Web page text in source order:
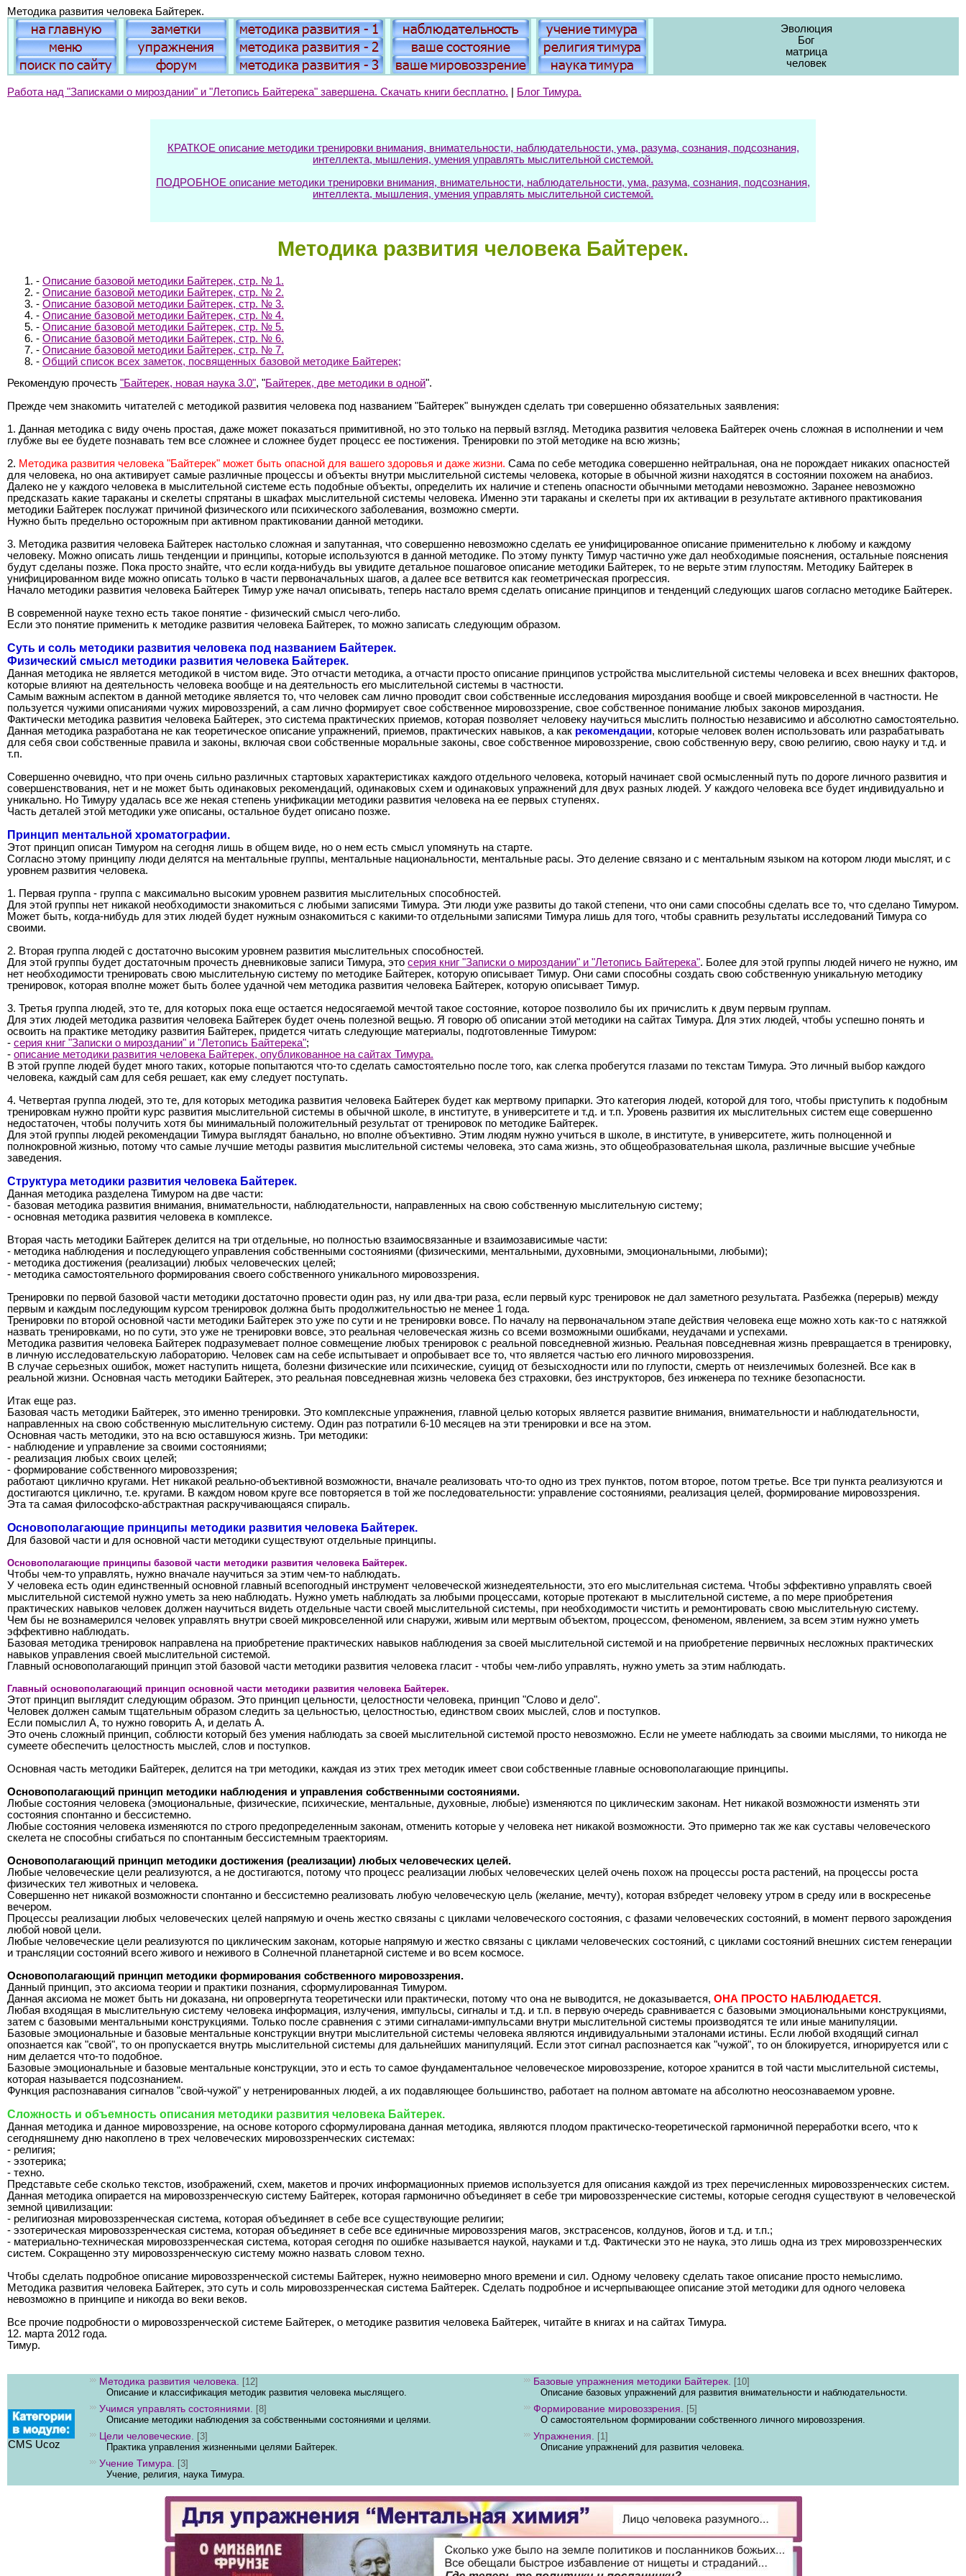
Методика развития человека Байтерек.
Эволюция
Бог
матрица
человек
Работа над "Записками о мироздании" и "Летопись Байтерека" завершена. Скачать книги бесплатно. Блог Тимура.
КРАТКОЕ описание методики тренировки внимания, внимательности, наблюдательности, ума, разума, сознания, подсознания,
интеллекта, мышления, умения управлять мыслительной системой.
ПОДРОБНОЕ описание методики тренировки внимания, внимательности, наблюдательности, ума, разума, сознания, подсознания,
интеллекта, мышления, умения управлять мыслительной системой.
Методика развития человека Байтерек.
- Описание базовой методики Байтерек, стр. № 1.
- Описание базовой методики Байтерек, стр. № 2.
- Описание базовой методики Байтерек, стр. № 3.
- Описание базовой методики Байтерек, стр. № 4.
- Описание базовой методики Байтерек, стр. № 5.
- Описание базовой методики Байтерек, стр. № 6.
- Описание базовой методики Байтерек, стр. № 7.
- Общий список всех заметок, посвященных базовой методике Байтерек;
Рекомендую прочесть "Байтерек, новая наука 3.0", "Байтерек, две методики в одной".
Прежде чем знакомить читателей с методикой развития человека под названием "Байтерек" вынужден сделать три совершенно обязательных заявления:
1. Данная методика с виду очень простая, даже может показаться примитивной, но это только на первый взгляд. Методика развития человека Байтерек очень сложная в исполнении и чем
глубже вы ее будете познавать тем все сложнее и сложнее будет процесс ее постижения. Тренировки по этой методике на всю жизнь;
2. Методика развития человека "Байтерек" может быть опасной для вашего здоровья и даже жизни. Сама по себе методика совершенно нейтральная, она не порождает никаких опасностей
для человека, но она активирует самые различные процессы и объекты внутри мыслительной системы человека, которые в обычной жизни находятся в состоянии похожем на анабиоз.
Далеко не у каждого человека в мыслительной системе есть подобные объекты, определить их наличие и степень опасности обычными методами невозможно. Заранее невозможно
предсказать какие тараканы и скелеты спрятаны в шкафах мыслительной системы человека. Именно эти тараканы и скелеты при их активации в результате активного практикования
методики Байтерек послужат причиной физического или психического заболевания, возможно смерти.
Нужно быть предельно осторожным при активном практиковании данной методики.
3. Методика развития человека Байтерек настолько сложная и запутанная, что совершенно невозможно сделать ее унифицированное описание применительно к любому и каждому
человеку. Можно описать лишь тенденции и принципы, которые используются в данной методике. По этому пункту Тимур частично уже дал необходимые пояснения, остальные пояснения
будут сделаны позже. Пока просто знайте, что если когда-нибудь вы увидите детальное пошаговое описание методики Байтерек, то не верьте этим глупостям. Методику Байтерек в
унифицированном виде можно описать только в части первоначальных шагов, а далее все ветвится как геометрическая прогрессия.
Начало методики развития человека Байтерек Тимур уже начал описывать, теперь настало время сделать описание принципов и тенденций следующих шагов согласно методике Байтерек.
В современной науке техно есть такое понятие - физический смысл чего-либо.
Если это понятие применить к методике развития человека Байтерек, то можно записать следующим образом.
Суть и соль методики развития человека под названием Байтерек.
Физический смысл методики развития человека Байтерек.
Данная методика не является методикой в чистом виде. Это отчасти методика, а отчасти просто описание принципов устройства мыслительной системы человека и всех внешних факторов,
которые влияют на деятельность человека вообще и на деятельность его мыслительной системы в частности.
Самым важным аспектом в данной методике является то, что человек сам лично проводит свои собственные исследования мироздания вообще и своей микровселенной в частности. Не
пользуется чужими описаниями чужих мировоззрений, а сам лично формирует свое собственное мировоззрение, свое собственное понимание любых законов мироздания.
Фактически методика развития человека Байтерек, это система практических приемов, которая позволяет человеку научиться мыслить полностью независимо и абсолютно самостоятельно.
Данная методика разработана не как теоретическое описание упражнений, приемов, практических навыков, а как рекомендации, которые человек волен использовать или разрабатывать
для себя свои собственные правила и законы, включая свои собственные моральные законы, свое собственное мировоззрение, свою собственную веру, свою религию, свою науку и т.д. и
т.п.
Совершенно очевидно, что при очень сильно различных стартовых характеристиках каждого отдельного человека, который начинает свой осмысленный путь по дороге личного развития и
совершенствования, нет и не может быть одинаковых рекомендаций, одинаковых схем и одинаковых упражнений для двух разных людей. У каждого человека все будет индивидуально и
уникально. Но Тимуру удалась все же некая степень унификации методики развития человека на ее первых ступенях.
Часть деталей этой методики уже описаны, остальное будет описано позже.
Принцип ментальной хроматографии.
Этот принцип описан Тимуром на сегодня лишь в общем виде, но о нем есть смысл упомянуть на старте.
Согласно этому принципу люди делятся на ментальные группы, ментальные национальности, ментальные расы. Это деление связано и с ментальным языком на котором люди мыслят, и с
уровнем развития человека.
1. Первая группа - группа с максимально высоким уровнем развития мыслительных способностей.
Для этой группы нет никакой необходимости знакомиться с любыми записями Тимура. Эти люди уже развиты до такой степени, что они сами способны сделать все то, что сделано Тимуром.
Может быть, когда-нибудь для этих людей будет нужным ознакомиться с какими-то отдельными записями Тимура лишь для того, чтобы сравнить результаты исследований Тимура со
своими.
2. Вторая группа людей с достаточно высоким уровнем развития мыслительных способностей.
Для этой группы будет достаточным прочесть дневниковые записи Тимура, это серия книг "Записки о мироздании" и "Летопись Байтерека". Более для этой группы людей ничего не нужно, им
нет необходимости тренировать свою мыслительную систему по методике Байтерек, которую описывает Тимур. Они сами способны создать свою собственную уникальную методику
тренировок, которая вполне может быть более удачной чем методика развития человека Байтерек, которую описывает Тимур.
3. Третья группа людей, это те, для которых пока еще остается недосягаемой мечтой такое состояние, которое позволило бы их причислить к двум первым группам.
Для этих людей методика развития человека Байтерек будет очень полезной вещью. Я говорю об описании этой методики на сайтах Тимура. Для этих людей, чтобы успешно понять и
освоить на практике методику развития Байтерек, придется читать следующие материалы, подготовленные Тимуром:
- серия книг "Записки о мироздании" и "Летопись Байтерека";
- описание методики развития человека Байтерек, опубликованное на сайтах Тимура.
В этой группе людей будет много таких, которые попытаются что-то сделать самостоятельно после того, как слегка пробегутся глазами по текстам Тимура. Это личный выбор каждого
человека, каждый сам для себя решает, как ему следует поступать.
4. Четвертая группа людей, это те, для которых методика развития человека Байтерек будет как мертвому припарки. Это категория людей, которой для того, чтобы приступить к подобным
тренировкам нужно пройти курс развития мыслительной системы в обычной школе, в институте, в университете и т.д. и т.п. Уровень развития их мыслительных систем еще совершенно
недостаточен, чтобы получить хотя бы минимальный положительный результат от тренировок по методике Байтерек.
Для этой группы людей рекомендации Тимура выглядят банально, но вполне объективно. Этим людям нужно учиться в школе, в институте, в университете, жить полноценной и
полнокровной жизнью, потому что самые лучшие методы развития мыслительной системы человека, это сама жизнь, это общеобразовательная школа, различные высшие учебные
заведения.
Структура методики развития человека Байтерек.
Данная методика разделена Тимуром на две части:
- базовая методика развития внимания, внимательности, наблюдательности, направленных на свою собственную мыслительную систему;
- основная методика развития человека в комплексе.
Вторая часть методики Байтерек делится на три отдельные, но полностью взаимосвязанные и взаимозависимые части:
- методика наблюдения и последующего управления собственными состояниями (физическими, ментальными, духовными, эмоциональными, любыми);
- методика достижения (реализации) любых человеческих целей;
- методика самостоятельного формирования своего собственного уникального мировоззрения.
Тренировки по первой базовой части методики достаточно провести один раз, ну или два-три раза, если первый курс тренировок не дал заметного результата. Разбежка (перерыв) между
первым и каждым последующим курсом тренировок должна быть продолжительностью не менее 1 года.
Тренировки по второй основной части методики Байтерек это уже по сути и не тренировки вовсе. По началу на первоначальном этапе действия человека еще можно хоть как-то с натяжкой
назвать тренировками, но по сути, это уже не тренировки вовсе, это реальная человеческая жизнь со всеми возможными ошибками, неудачами и успехами.
Методика развития человека Байтерек подразумевает полное совмещение любых тренировок с реальной повседневной жизнью. Реальная повседневная жизнь превращается в тренировку,
в личную исследовательскую лабораторию. Человек сам на себе испытывает и опробывает все то, что является частью его личного мировоззрения.
В случае серьезных ошибок, может наступить нищета, болезни физические или психические, суицид от безысходности или по глупости, смерть от неизлечимых болезней. Все как в
реальной жизни. Основная часть методики Байтерек, это реальная повседневная жизнь человека без страховки, без инструкторов, без инженера по технике безопасности.
Итак еще раз.
Базовая часть методики Байтерек, это именно тренировки. Это комплексные упражнения, главной целью которых является развитие внимания, внимательности и наблюдательности,
направленных на свою собственную мыслительную систему. Один раз потратили 6-10 месяцев на эти тренировки и все на этом.
Основная часть методики, это на всю оставшуюся жизнь. Три методики:
- наблюдение и управление за своими состояниями;
- реализация любых своих целей;
- формирование собственного мировоззрения;
работают циклично кругами. Нет никакой реально-объективной возможности, вначале реализовать что-то одно из трех пунктов, потом второе, потом третье. Все три пункта реализуются и
достигаются циклично, т.е. кругами. В каждом новом круге все повторяется в той же последовательности: управление состояниями, реализация целей, формирование мировоззрения.
Эта та самая философско-абстрактная раскручивающаяся спираль.
Основополагающие принципы методики развития человека Байтерек.
Для базовой части и для основной части методики существуют отдельные принципы.
Основополагающие принципы базовой части методики развития человека Байтерек.
Чтобы чем-то управлять, нужно вначале научиться за этим чем-то наблюдать.
У человека есть один единственный основной главный всепогодный инструмент человеческой жизнедеятельности, это его мыслительная система. Чтобы эффективно управлять своей
мыслительной системой нужно уметь за нею наблюдать. Нужно уметь наблюдать за любыми процессами, которые протекают в мыслительной системе, а по мере приобретения
практических навыков человек должен научиться видеть отдельные части своей мыслительной системы, при необходимости чистить и ремонтировать свою мыслительную систему.
Чем бы не вознамерился человек управлять внутри своей микровселенной или снаружи, живым или мертвым объектом, процессом, феноменом, явлением, за всем этим нужно уметь
эффективно наблюдать.
Базовая методика тренировок направлена на приобретение практических навыков наблюдения за своей мыслительной системой и на приобретение первичных несложных практических
навыков управления своей мыслительной системой.
Главный основополагающий принцип этой базовой части методики развития человека гласит - чтобы чем-либо управлять, нужно уметь за этим наблюдать.
Главный основополагающий принцип основной части методики развития человека Байтерек.
Этот принцип выглядит следующим образом. Это принцип цельности, целостности человека, принцип "Слово и дело".
Человек должен самым тщательным образом следить за цельностью, целостностью, единством своих мыслей, слов и поступков.
Если помыслил А, то нужно говорить А, и делать А.
Это очень сложный принцип, соблюсти который без умения наблюдать за своей мыслительной системой просто невозможно. Если не умеете наблюдать за своими мыслями, то никогда не
сумеете обеспечить целостность мыслей, слов и поступков.
Основная часть методики Байтерек, делится на три методики, каждая из этих трех методик имеет свои собственные главные основополагающие принципы.
Основополагающий принцип методики наблюдения и управления собственными состояниями.
Любые состояния человека (эмоциональные, физические, психические, ментальные, духовные, любые) изменяются по циклическим законам. Нет никакой возможности изменять эти
состояния спонтанно и бессистемно.
Любые состояния человека изменяются по строго предопределенным законам, отменить которые у человека нет никакой возможности. Это примерно так же как суставы человеческого
скелета не способны сгибаться по спонтанным бессистемным траекториям.
Основополагающий принцип методики достижения (реализации) любых человеческих целей.
Любые человеческие цели реализуются, а не достигаются, потому что процесс реализации любых человеческих целей очень похож на процессы роста растений, на процессы роста
физических тел животных и человека.
Совершенно нет никакой возможности спонтанно и бессистемно реализовать любую человеческую цель (желание, мечту), которая взбредет человеку утром в среду или в воскресенье
вечером.
Процессы реализации любых человеческих целей напрямую и очень жестко связаны с циклами человеческого состояния, с фазами человеческих состояний, в момент первого зарождения
любой новой цели.
Любые человеческие цели реализуются по циклическим законам, которые напрямую и жестко связаны с циклами человеческих состояний, с циклами состояний внешних систем генерации
и трансляции состояний всего живого и неживого в Солнечной планетарной системе и во всем космосе.
Основополагающий принцип методики формирования собственного мировоззрения.
Данный принцип, это аксиома теории и практики познания, сформулированная Тимуром.
Данная аксиома не может быть ни доказана, ни опровергнута теоретически или практически, потому что она не выводится, не доказывается, ОНА ПРОСТО НАБЛЮДАЕТСЯ .
Любая входящая в мыслительную систему человека информация, излучения, импульсы, сигналы и т.д. и т.п. в первую очередь сравнивается с базовыми эмоциональными конструкциями,
затем с базовыми ментальными конструкциями. Только после сравнения с этими сигналами-импульсами внутри мыслительной системы производятся те или иные манипуляции.
Базовые эмоциональные и базовые ментальные конструкции внутри мыслительной системы человека являются индивидуальными эталонами истины. Если любой входящий сигнал
опознается как "свой", то он пропускается внутрь мыслительной системы для дальнейших манипуляций. Если этот сигнал распознается как "чужой", то он блокируется, игнорируется или с
ним делается что-то подобное.
Базовые эмоциональные и базовые ментальные конструкции, это и есть то самое фундаментальное человеческое мировоззрение, которое хранится в той части мыслительной системы,
которая называется подсознанием.
Функция распознавания сигналов "свой-чужой" у нетренированных людей, а их подавляющее большинство, работает на полном автомате на абсолютно неосознаваемом уровне.
Сложность и объемность описания методики развития человека Байтерек.
Данная методика и данное мировоззрение, на основе которого сформулирована данная методика, являются плодом практическо-теоретической гармоничной переработки всего, что к
сегодняшнему дню накоплено в трех человеческих мировоззренческих системах:
- религия;
- эзотерика;
- техно.
Представьте себе сколько текстов, изображений, схем, макетов и прочих информационных приемов используется для описания каждой из трех перечисленных мировоззренческих систем.
Данная методика опирается на мировоззренческую систему Байтерек, которая гармонично объединяет в себе три мировоззренческие системы, которые сегодня существуют в человеческой
земной цивилизации:
- религиозная мировоззренческая система, которая объединяет в себе все существующие религии;
- эзотерическая мировоззренческая система, которая объединяет в себе все единичные мировоззрения магов, экстрасенсов, колдунов, йогов и т.д. и т.п.;
- материально-техническая мировоззренческая система, которая сегодня по ошибке называется наукой, науками и т.д. Фактически это не наука, это лишь одна из трех мировоззренческих
систем. Сокращенно эту мировоззренческую систему можно назвать словом техно.
Чтобы сделать подробное описание мировоззренческой системы Байтерек, нужно неимоверно много времени и сил. Одному человеку сделать такое описание просто немыслимо.
Методика развития человека Байтерек, это суть и соль мировоззренческая система Байтерек. Сделать подробное и исчерпывающее описание этой методики для одного человека
невозможно в принципе и никогда во веки веков.
Все прочие подробности о мировоззренческой системе Байтерек, о методике развития человека Байтерек, читайте в книгах и на сайтах Тимура.
12. марта 2012 года.
Тимур.
CMS Ucoz
Методика развития человека. [12]
Описание и классификация методик развития человека мыслящего.
Базовые упражнения методики Байтерек. [10]
Описание базовых упражнений для развития внимательности и наблюдательности.
Учимся управлять состояниями. [8]
Описание методики наблюдения за собственными состояниями и целями.
Формирование мировоззрения. [5]
О самостоятельном формировании собственного личного мировоззрения.
Цели человеческие. [3]
Практика управления жизненными целями Байтерек.
Упражнения. [1]
Описание упражнений для развития человека.
Учение Тимура. [3]
Учение, религия, наука Тимура.